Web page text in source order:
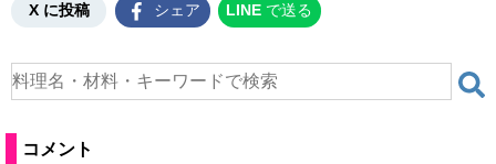
X に投稿 シェア LINE で送る
コメント